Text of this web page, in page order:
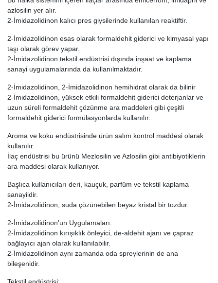
azlosilin yer alır.
2-İmidazolidinon kalıcı pres giysilerinde kullanılan reaktiftir.
2-İmidazolidinon esas olarak formaldehit giderici ve kimyasal yapı
taşı olarak görev yapar.
2-İmidazolidinon tekstil endüstrisi dışında inşaat ve kaplama
sanayi uygulamalarında da kullanılmaktadır.
2-İmidazolidinon, 2-İmidazolidinon hemihidrat olarak da bilinir
2-İmidazolidinon, yüksek etkili formaldehit giderici deterjanlar ve
uzun süreli formaldehit çözünme ara maddeleri gibi çeşitli
formaldehit giderici formülasyonlarda kullanılır.
Aroma ve koku endüstrisinde ürün salım kontrol maddesi olarak
kullanılır.
İlaç endüstrisi bu ürünü Mezlosilin ve Azlosilin gibi antibiyotiklerin
ara maddesi olarak kullanıyor.
Başlıca kullanıcıları deri, kauçuk, parfüm ve tekstil kaplama
sanayiidir.
2-İmidazolidinon, suda çözünebilen beyaz kristal bir tozdur.
2-İmidazolidinon'un Uygulamaları:
2-İmidazolidinon kırışıklık önleyici, de-aldehit ajanı ve çapraz
bağlayıcı ajan olarak kullanılabilir.
2-İmidazolidinon aynı zamanda oda spreylerinin de ana
bileşenidir.